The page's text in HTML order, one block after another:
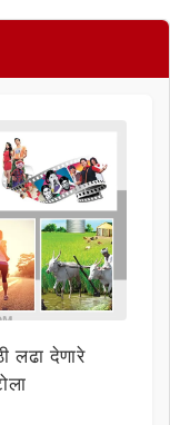
लढा देणारे